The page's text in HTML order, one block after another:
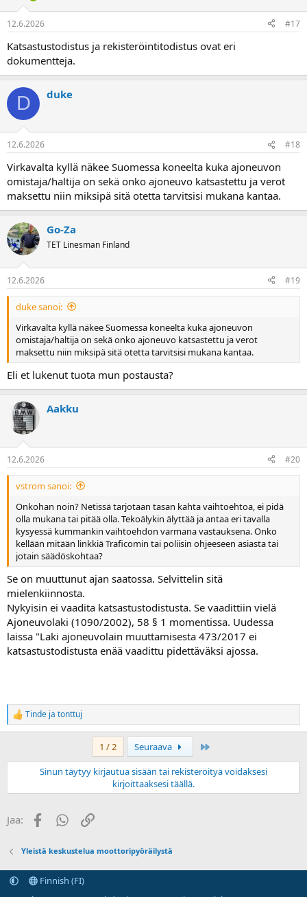
12.6.2026 #17
Katsastustodistus ja rekisteröintitodistus ovat eri
dokumentteja.
D duke
12.6.2026 #18
Virkavalta kyllä näkee Suomessa koneelta kuka ajoneuvon
omistaja/haltija on sekä onko ajoneuvo katsastettu ja verot
maksettu niin miksipä sitä otetta tarvitsisi mukana kantaa.
Go-Za
TET Linesman Finland
12.6.2026 #19
duke sanoi:
Virkavalta kyllä näkee Suomessa koneelta kuka ajoneuvon
omistaja/haltija on sekä onko ajoneuvo katsastettu ja verot
maksettu niin miksipä sitä otetta tarvitsisi mukana kantaa.
Eli et lukenut tuota mun postausta?
Aakku
12.6.2026 #20
vstrom sanoi:
Onkohan noin? Netissä tarjotaan tasan kahta vaihtoehtoa, ei pidä
olla mukana tai pitää olla. Tekoälykin älyttää ja antaa eri tavalla
kysyessä kummankin vaihtoehdon varmana vastauksena. Onko
kellään mitään linkkiä Traficomin tai poliisin ohjeeseen asiasta tai
jotain säädöskohtaa?
Se on muuttunut ajan saatossa. Selvittelin sitä
mielenkiinnosta.
Nykyisin ei vaadita katsastustodistusta. Se vaadittiin vielä
Ajoneuvolaki (1090/2002), 58 § 1 momentissa. Uudessa
laissa "Laki ajoneuvolain muuttamisesta 473/2017 ei
katsastustodistusta enää vaadittu pidettäväksi ajossa.
R
e
t
t
Tinde ja tonttuj
1 / 2 Seuraava
Sinun täytyy kirjautua sisään tai rekisteröityä voidaksesi
kirjoittaaksesi täällä.
Jaa: FacebookWhatsApp
Linkki
Yleistä keskustelua moottoripyöräilystä
Finnish (FI)